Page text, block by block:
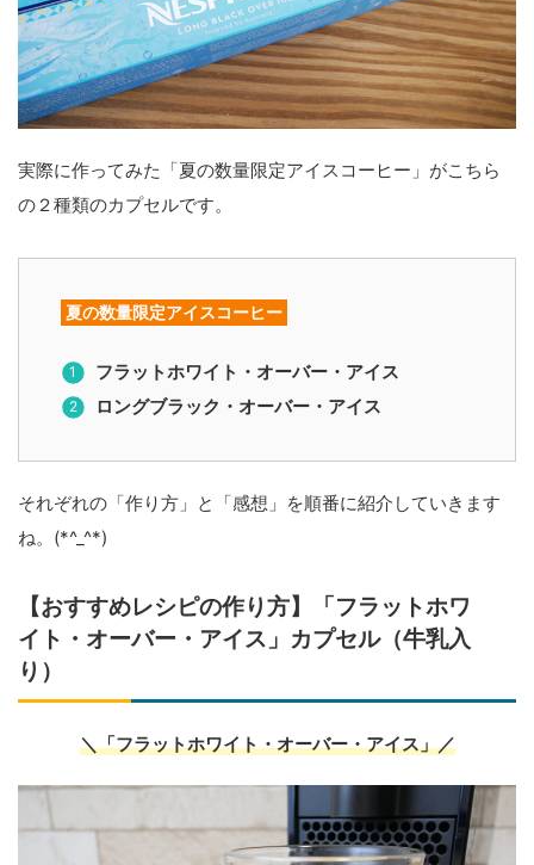
実際に作ってみた「夏の数量限定アイスコーヒー」がこちら
の２種類のカプセルです。
夏の数量限定アイスコーヒー
フラットホワイト・オーバー・アイス
ロングブラック・オーバー・アイス
それぞれの「作り方」と「感想」を順番に紹介していきます
ね。(*^_^*)
【おすすめレシピの作り方】「フラットホワ
イト・オーバー・アイス」カプセル（牛乳入
り）
＼「フラットホワイト・オーバー・アイス」／